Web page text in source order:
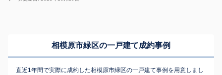
相模原市緑区の一戸建て成約事例
直近1年間で実際に成約した相模原市緑区の一戸建て事例を用意しまし